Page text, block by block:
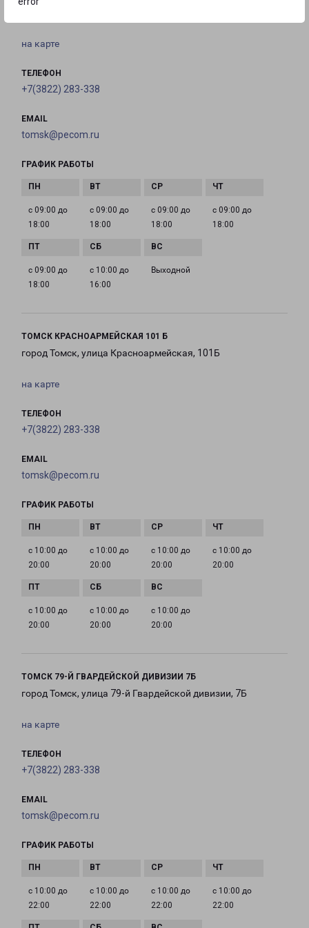
на карте
ТЕЛЕФОН
+7(3822) 283-338
EMAIL
tomsk@pecom.ru
ГРАФИК РАБОТЫ
с 09:00 до
18:00
с 09:00 до
18:00
с 09:00 до
18:00
с 09:00 до
18:00
с 09:00 до
18:00
с 10:00 до
16:00
Выходной
ТОМСК КРАСНОАРМЕЙСКАЯ 101 Б
город Томск, улица Красноармейская, 101Б
на карте
ТЕЛЕФОН
+7(3822) 283-338
EMAIL
tomsk@pecom.ru
ГРАФИК РАБОТЫ
с 10:00 до
20:00
с 10:00 до
20:00
с 10:00 до
20:00
с 10:00 до
20:00
с 10:00 до
20:00
с 10:00 до
20:00
с 10:00 до
20:00
ТОМСК 79-Й ГВАРДЕЙСКОЙ ДИВИЗИИ 7Б
город Томск, улица 79-й Гвардейской дивизии, 7Б
на карте
ТЕЛЕФОН
+7(3822) 283-338
EMAIL
tomsk@pecom.ru
ГРАФИК РАБОТЫ
с 10:00 до
22:00
с 10:00 до
22:00
с 10:00 до
22:00
с 10:00 до
22:00